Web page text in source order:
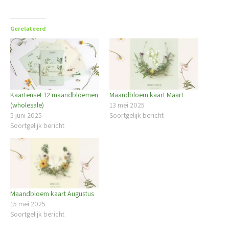
Gerelateerd
Kaartenset 12 maandbloemen
(wholesale)
5 juni 2025
Soortgelijk bericht
Maandbloem kaart Maart
13 mei 2025
Soortgelijk bericht
Maandbloem kaart Augustus
15 mei 2025
Soortgelijk bericht